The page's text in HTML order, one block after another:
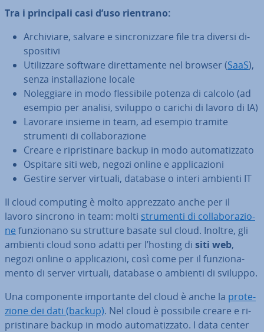
Tra i prin­ci­pa­li casi d’uso rientrano:
Ar­chi­via­re, salvare e sin­cro­niz­za­re file tra diversi di­
spo­si­ti­vi
Uti­liz­za­re software di­ret­ta­men­te nel browser (SaaS),
senza in­stal­la­zio­ne locale
No­leg­gia­re in modo fles­si­bi­le potenza di calcolo (ad
esempio per analisi, sviluppo o carichi di lavoro di IA)
Lavorare insieme in team, ad esempio tramite
strumenti di col­la­bo­ra­zio­ne
Creare e ri­pri­sti­na­re backup in modo au­to­ma­tiz­za­to
Ospitare siti web, negozi online e ap­pli­ca­zio­ni
Gestire server virtuali, database o interi ambienti IT
Il cloud computing è molto ap­prez­za­to anche per il
lavoro sincrono in team: molti strumenti di col­la­bo­ra­zio­
ne fun­zio­na­no su strutture basate sul cloud. Inoltre, gli
ambienti cloud sono adatti per l’hosting di siti web,
negozi online o ap­pli­ca­zio­ni, così come per il fun­zio­na­
men­to di server virtuali, database o ambienti di sviluppo.
Una com­po­nen­te im­por­tan­te del cloud è anche la pro­te­
zio­ne dei dati (backup). Nel cloud è possibile creare e ri­
pri­sti­na­re backup in modo au­to­ma­tiz­za­to. I data center